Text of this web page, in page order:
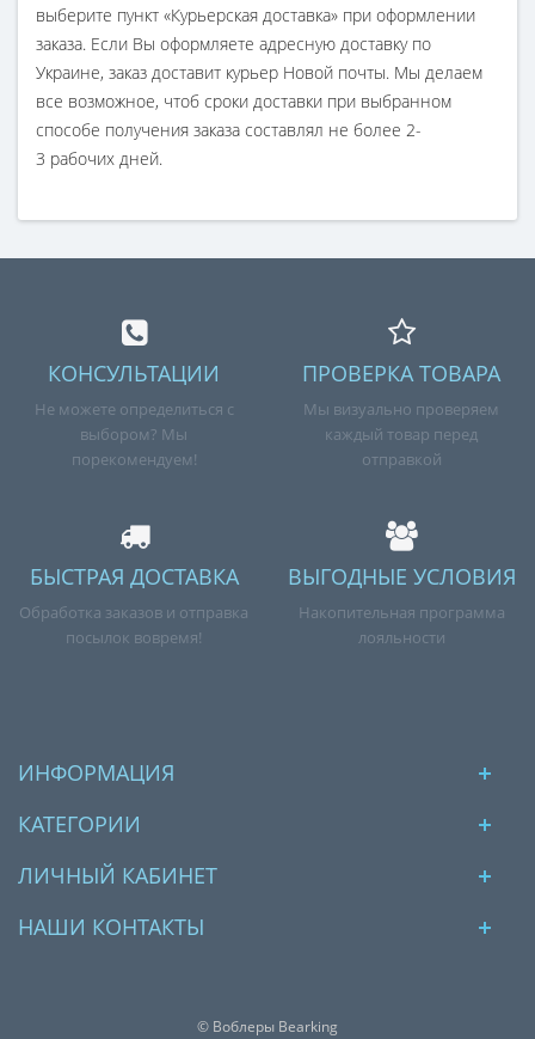
выберите пункт «Курьерская доставка» при оформлении
заказа. Если Вы оформляете адресную доставку по
Украине, заказ доставит курьер Новой почты. Мы делаем
все возможное, чтоб сроки доставки при выбранном
способе получения заказа составлял не более 2-
3 рабочих дней.
КОНСУЛЬТАЦИИ
Не можете определиться с
выбором? Мы
порекомендуем!
ПРОВЕРКА ТОВАРА
Мы визуально проверяем
каждый товар перед
отправкой
БЫСТРАЯ ДОСТАВКА
Обработка заказов и отправка
посылок вовремя!
ВЫГОДНЫЕ УСЛОВИЯ
Накопительная программа
лояльности
ИНФОРМАЦИЯ
КАТЕГОРИИ
ЛИЧНЫЙ КАБИНЕТ
НАШИ КОНТАКТЫ
© Воблеры Bearking